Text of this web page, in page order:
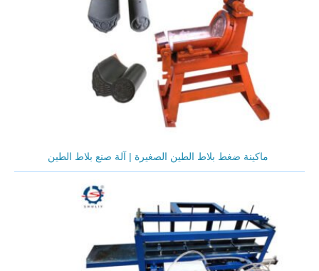
ماكينة ضغط بلاط الطين الصغيرة | آلة صنع بلاط الطين